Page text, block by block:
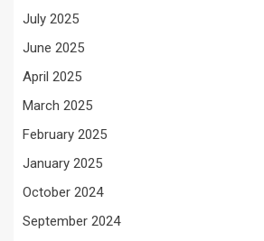
July 2025
June 2025
April 2025
March 2025
February 2025
January 2025
October 2024
September 2024